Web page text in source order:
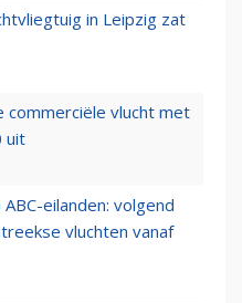
in Leipzig zat
vlucht met
uit
eilanden: volgend
vluchten vanaf